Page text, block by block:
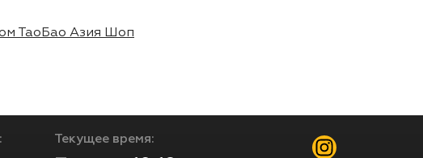
ТаоБао Азия Шоп
Текущее время: